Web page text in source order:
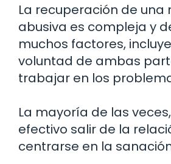
La recuperación de una
abusiva es compleja y
muchos factores,
voluntad de ambas
trabajar en los
La mayoría de las
efectivo salir de la
centrarse en la